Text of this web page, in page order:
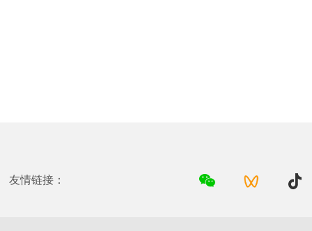
友情链接：